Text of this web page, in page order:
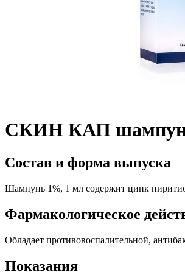
СКИН КАП
Состав и форма выпуска
Шампунь 1%, 1 мл содержит цинк
Фармакологическое
Обладает противовоспалительной,
Показания